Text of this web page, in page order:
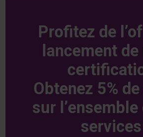
Profitez de
lancement
Obtenez 5%
sur l’ensemble
services